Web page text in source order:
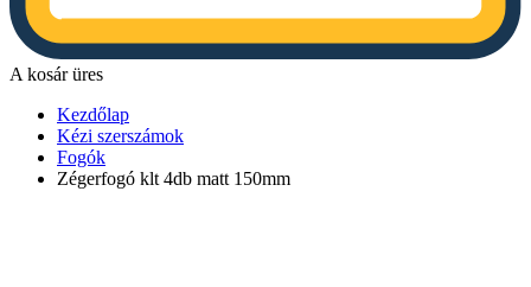
A kosár üres
Kezdőlap
Kézi szerszámok
Fogók
Zégerfogó klt 4db matt 150mm